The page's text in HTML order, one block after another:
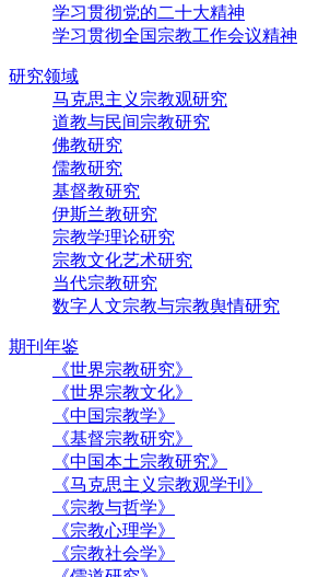
学习贯彻党的二十大精神
学习贯彻全国宗教工作会议精神
研究领域
马克思主义宗教观研究
道教与民间宗教研究
佛教研究
儒教研究
基督教研究
伊斯兰教研究
宗教学理论研究
宗教文化艺术研究
当代宗教研究
数字人文宗教与宗教舆情研究
期刊年鉴
《世界宗教研究》
《世界宗教文化》
《中国宗教学》
《基督宗教研究》
《中国本土宗教研究》
《马克思主义宗教观学刊》
《宗教与哲学》
《宗教心理学》
《宗教社会学》